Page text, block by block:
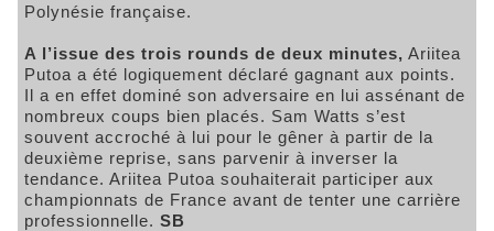
Polynésie française.
A l’issue des trois rounds de deux minutes, Ariitea
Putoa a été logiquement déclaré gagnant aux points.
Il a en effet dominé son adversaire en lui assénant de
nombreux coups bien placés. Sam Watts s’est
souvent accroché à lui pour le gêner à partir de la
deuxième reprise, sans parvenir à inverser la
tendance. Ariitea Putoa souhaiterait participer aux
championnats de France avant de tenter une carrière
professionnelle. SB